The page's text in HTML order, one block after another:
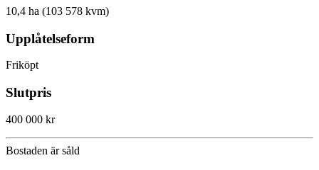
10,4 ha (103 578 kvm)
Upplåtelseform
Friköpt
Slutpris
400 000 kr
Bostaden är såld